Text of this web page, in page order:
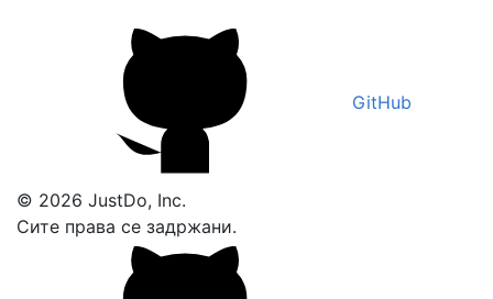
GitHub
© 2026 JustDo, Inc.
Сите права се задржани.